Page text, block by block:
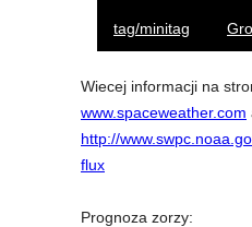
tag/minitag
Wiecej informacji na
www.spaceweather.com
http://
flux
Prognoza zorzy: